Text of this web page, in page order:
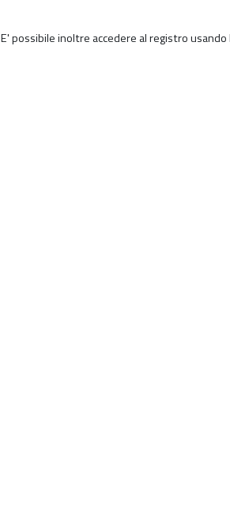
E' possibile inoltre accedere al registro usando